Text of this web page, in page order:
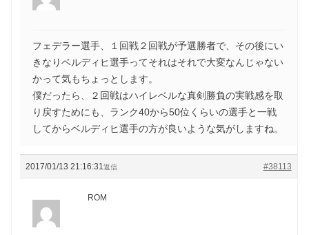
フェデラー選手、１回戦２回戦が予選勝者で、その後にい
きなりベルディヒ選手ってそれはそれで大変なんじゃない
かって気もちょっとします。
僕だったら、２回戦はハイレベルな真剣勝負の実戦感を取
り戻すためにも、ランク40から50位くらいの選手と一戦
してからベルディヒ選手の方が良いような気がしますね。
2017/01/13 21:16:31 #38113
返信
ROM